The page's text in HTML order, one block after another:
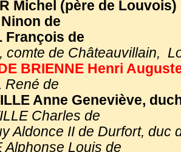
Michel (père de Louvois)
de
François de
comte de Châteauvillain,
BRIENNE Henri
René de
Anne Geneviève,
Charles de
Aldonce II de Durfort, duc
Alphonse Louis de